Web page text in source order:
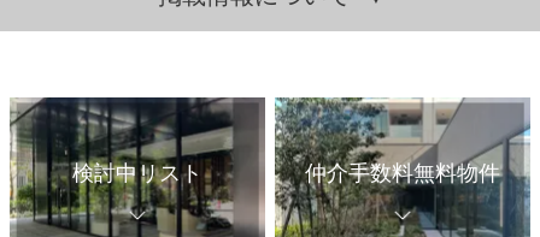
検討中リスト 仲介手数料無料物件